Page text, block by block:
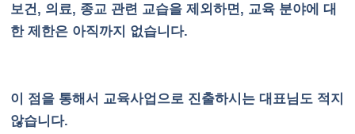
보건, 의료, 종교 관련 교습을 제외하면, 교육 분야에 대
한 제한은 아직까지 없습니다.
이 점을 통해서 교육사업으로 진출하시는 대표님도 적지
않습니다.